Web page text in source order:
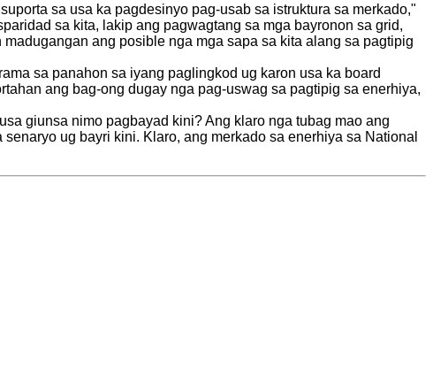
sa usa ka pagdesinyo pag-usab sa istruktura sa merkado,"
sa kita, lakip ang pagwagtang sa mga bayronon sa grid,
ang posible nga mga sapa sa kita alang sa pagtipig
sa panahon sa iyang paglingkod ug karon usa ka board
ang bag-ong dugay nga pag-uswag sa pagtipig sa enerhiya,
giunsa nimo pagbayad kini? Ang klaro nga tubag mao ang
ug bayri kini. Klaro, ang merkado sa enerhiya sa National